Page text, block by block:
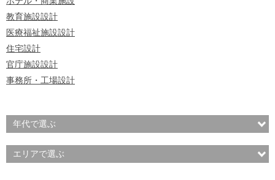
教育施設設計
医療福祉施設設計
住宅設計
官庁施設設計
事務所・工場設計
年代で選ぶ
エリアで選ぶ